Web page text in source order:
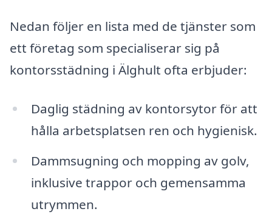
Nedan följer en lista med de tjänster som
ett företag som specialiserar sig på
kontorsstädning i Älghult ofta erbjuder:
Daglig städning av kontorsytor för att
hålla arbetsplatsen ren och hygienisk.
Dammsugning och mopping av golv,
inklusive trappor och gemensamma
utrymmen.